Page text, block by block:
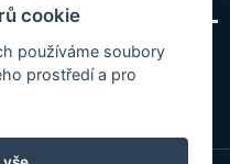
cookie
používáme soubory
prostředí a pro